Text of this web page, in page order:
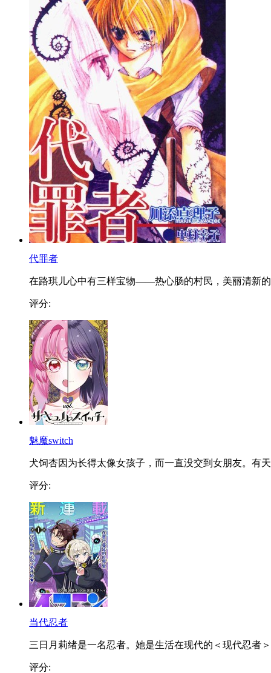
代罪者
在路琪儿心中有三样宝物——热心肠的村民，美丽清新
评分:
魅魔switch
犬饲杏因为长得太像女孩子，而一直没交到女朋友。有
评分:
当代忍者
三日月莉绪是一名忍者。她是生活在现代的＜现代忍者
评分: